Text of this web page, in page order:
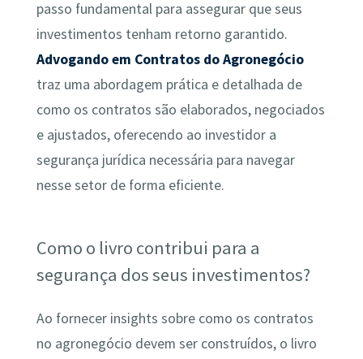
passo fundamental para assegurar que seus
investimentos tenham retorno garantido.
Advogando em Contratos do Agronegócio
traz uma abordagem prática e detalhada de
como os contratos são elaborados, negociados
e ajustados, oferecendo ao investidor a
segurança jurídica necessária para navegar
nesse setor de forma eficiente.
Como o livro contribui para a
segurança dos seus investimentos?
Ao fornecer insights sobre como os contratos
no agronegócio devem ser construídos, o livro